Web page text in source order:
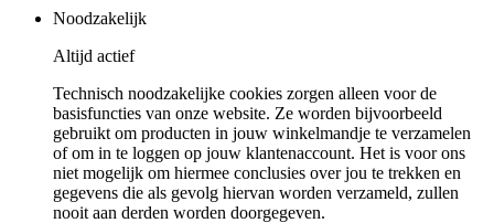
Noodzakelijk
Altijd actief
Technisch noodzakelijke cookies zorgen alleen voor de
basisfuncties van onze website. Ze worden bijvoorbeeld
gebruikt om producten in jouw winkelmandje te verzamelen
of om in te loggen op jouw klantenaccount. Het is voor ons
niet mogelijk om hiermee conclusies over jou te trekken en
gegevens die als gevolg hiervan worden verzameld, zullen
nooit aan derden worden doorgegeven.